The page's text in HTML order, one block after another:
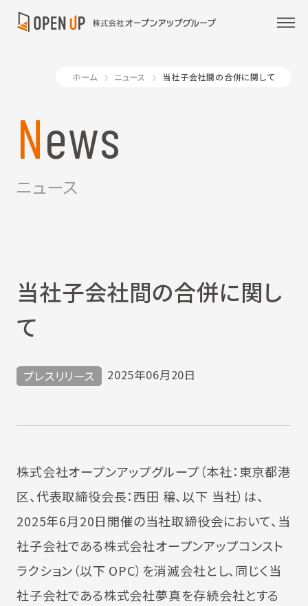
ホーム ニュース 当社子会社間の合併に関して
News
ニュース
当社子会社間の合併に関し
て
プレスリリース 2025年06月20日
株式会社オープンアップグループ（本社：東京都港
区、代表取締役会長：西田 穣、以下 当社）は、
2025年6月20日開催の当社取締役会において、当
社子会社である株式会社オープンアップコンスト
ラクション（以下 OPC）を消滅会社とし、同じく当
社子会社である株式会社夢真を存続会社とする